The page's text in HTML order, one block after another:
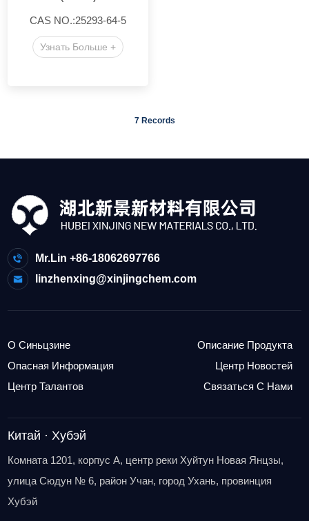
CAS NO.:25293-64-5
Узнать Больше +
7 Records
Mr.Lin +86-18062697766
linzhenxing@xinjingchem.com
О Синьцзине
Описание Продукта
Опасная Информация
Центр Новостей
Центр Талантов
Связаться С Нами
Китай · Хубэй
Комната 1201, корпус A, центр реки Хуйтун Новая Янцзы,
улица Сюдун № 6, район Учан, город Ухань, провинция
Хубэй